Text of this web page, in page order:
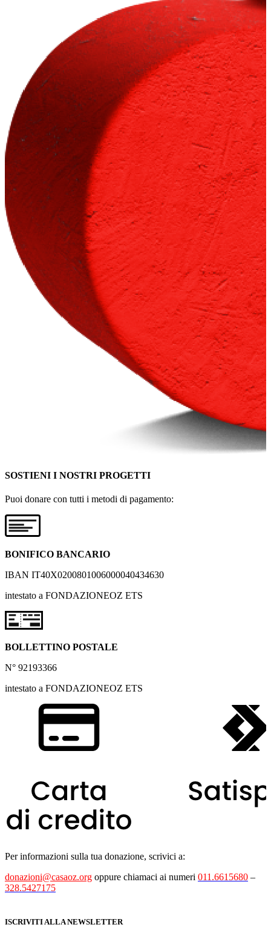
SOSTIENI I NOSTRI PROGETTI
Puoi donare con tutti i metodi di pagamento:
BONIFICO BANCARIO
IBAN IT40X0200801006000040434630
intestato a FONDAZIONEOZ ETS
BOLLETTINO POSTALE
N° 92193366
intestato a FONDAZIONEOZ ETS
Per informazioni sulla tua donazione, scrivici a:
donazioni@casaoz.org oppure chiamaci ai numeri 011.6615680 –
328.5427175
ISCRIVITI ALLA NEWSLETTER